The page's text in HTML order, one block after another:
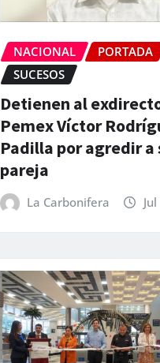
NACIONAL
PORTADA
SUCESOS
Detienen al
Pemex Víctor
Padilla por agredir a
pareja
La Carbonifera